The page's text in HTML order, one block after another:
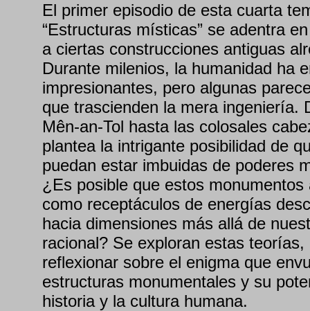
El primer episodio de esta cuarta
“Estructuras místicas” se adentra
a ciertas construcciones antiguas
Durante milenios, la humanidad ha
impresionantes, pero algunas
que trascienden la mera ingeniería.
Mên-an-Tol hasta las colosales
plantea la intrigante posibilidad de
puedan estar imbuidas de poderes
¿Es posible que estos
como receptáculos de energías
hacia dimensiones más allá de
racional? Se exploran estas teorías,
reflexionar sobre el enigma que
estructuras monumentales y su
historia y la cultura humana.